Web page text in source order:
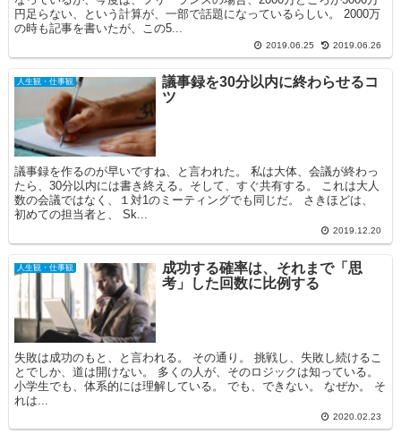
円足らない、という計算が、一部で話題になっているらしい。 2000万
の時も記事を書いたが、この5...
2019.06.25 2019.06.26
人生観・仕事観
議事録を30分以内に終わらせるコ
ツ
議事録を作るのが早いですね、と言われた。 私は大体、会議が終わっ
たら、30分以内には書き終える。そして、すぐ共有する。 これは大人
数の会議ではなく、１対1のミーティングでも同じだ。 さきほどは、
初めての担当者と、 Sk...
2019.12.20
人生観・仕事観
成功する確率は、それまで「思
考」した回数に比例する
失敗は成功のもと、と言われる。 その通り。 挑戦し、失敗し続けるこ
とでしか、道は開けない。 多くの人が、そのロジックは知っている。
小学生でも、体系的には理解している。 でも、できない。 なぜか。 そ
れは...
2020.02.23